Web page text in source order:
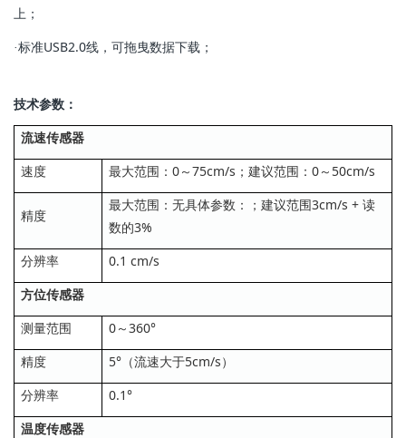
上；
·标准USB2.0线，可拖曳数据下载；
技术参数：
流速传感器
速度
最大范围：0～75cm/s；建议范围：0～50cm/s
精度
最大范围：无具体参数：；建议范围3cm/s + 读
数的3%
分辨率
0.1 cm/s
方位传感器
测量范围
0～360°
精度
5°（流速大于5cm/s）
分辨率
0.1°
温度传感器